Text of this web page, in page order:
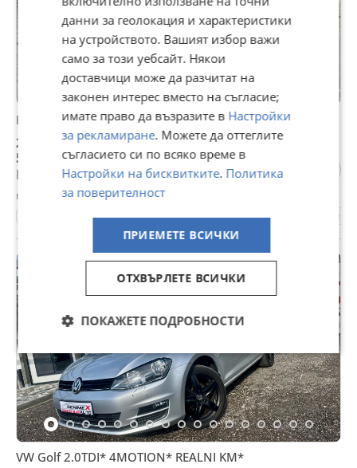
Peugeot 107 1.0* KOJA* KLIMA* REALNI KM*
2 888 €
5 648,44 лв
Цената е с включен ДДС
гр. Габрово, днес, 06:28
2011 Бензинов 68 к.с.
VW Golf 2.0TDI* 4MOTION* REALNI KM*
данни за геолокация и характеристики
на устройството. Вашият избор важи
само за този уебсайт. Някои
доставчици може да разчитат на
законен интерес вместо на съгласие;
имате право да възразите в Настройки
за рекламиране. Можете да оттеглите
съгласието си по всяко време в
Настройки на бисквитките. Политика
за поверителност
ПРИЕМЕТЕ ВСИЧКИ
ОТХВЪРЛЕТЕ ВСИЧКИ
ПОКАЖЕТЕ ПОДРОБНОСТИ